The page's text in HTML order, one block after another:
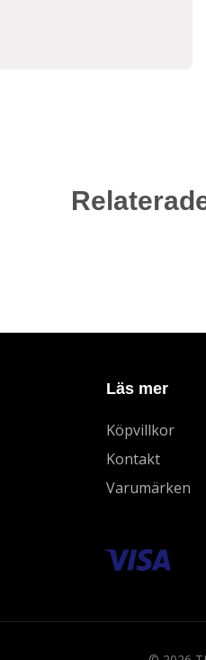
Läs mer
Köpvillkor
Kontakt
Varumärken